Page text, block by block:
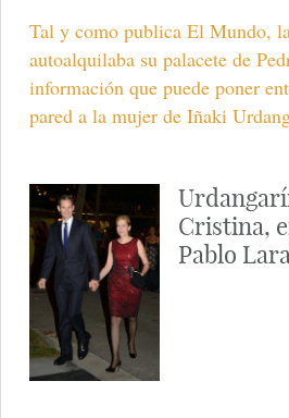
Tal y como publica El Mundo,
autoalquilaba su palacete de
información que puede poner
pared a la mujer de Iñaki
Cristina,
Pablo